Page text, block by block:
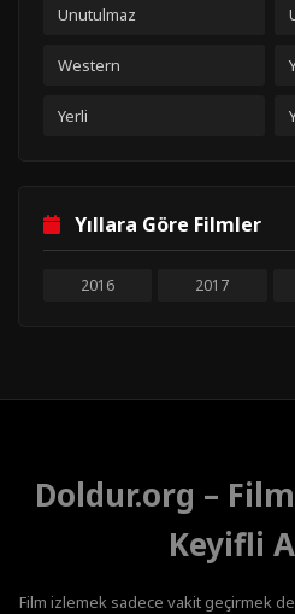
Unutulmaz
Western
Yerli
Yıllara Göre Filmler
2016 2017
Doldur.org –
Keyifli
Film izlemek sadece vakit geçirmek